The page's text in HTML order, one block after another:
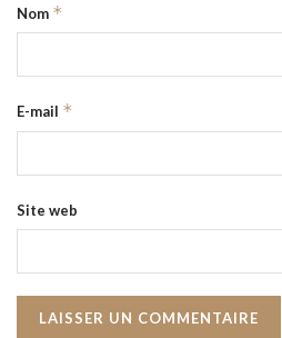
Nom *
E-mail *
Site web